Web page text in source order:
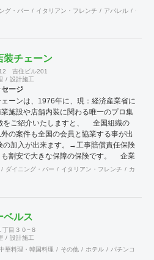
グ・バー イタリアン・フレンチ アパレル 食飯店
装チェーン
吉住ビル201
設計施工
ージ
ーンは、1976年に、現：経済産業省に
施設や店舗内装に関わる唯一のプロ集
をご紹介いたしますと、 全国組織の
の案件も全国の会員と協業する事が出
加入が出来ます。→工事賠償責任保険
も割安で大きな保障の保険です。 企業
）→会員企業を訪問し、その強みや仕
持てます。 これらのことは、全国に点
活動しているからこそ可能となること
ば、尚更の事です。 景気に左右されが
、勝ち残るためには、会員同士の情報
織的に活動を行う事が重要です。 ネッ
まる時代の中、実際に顔を合わせ、意
ダイニング・バー イタリアン・フレンチ カフェ
ベルス
丁目３０−８
設計施工
華料理・韓国料理 その他 ホテル パチンコ